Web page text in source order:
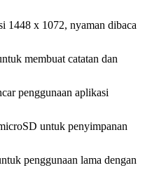
1448 x 1072, nyaman dibaca
membuat catatan dan
penggunaan aplikasi
untuk penyimpanan
penggunaan lama dengan